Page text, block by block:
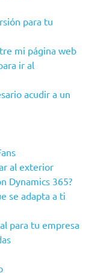
para tu
mi página web
ir al
acudir a un
al exterior
Dynamics 365?
se adapta a ti
para tu empresa